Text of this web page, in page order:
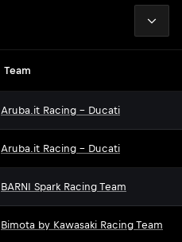
Team
Aruba.it Racing - Ducati
Aruba.it Racing - Ducati
BARNI Spark Racing Team
Bimota by Kawasaki Racing Team